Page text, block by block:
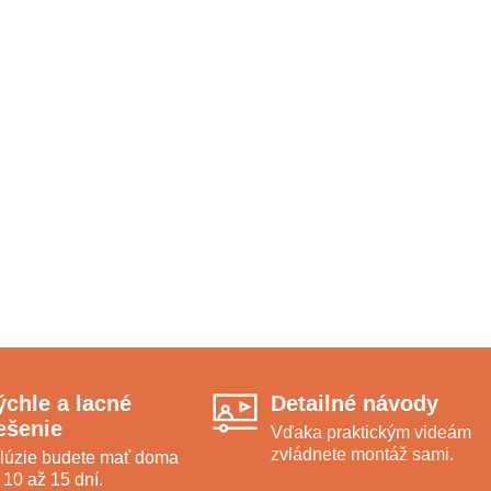
a lacné
budete mať doma
10 až 15 dní.
Detailné návody
Vďaka praktickým videám
zvládnete montáž sami.